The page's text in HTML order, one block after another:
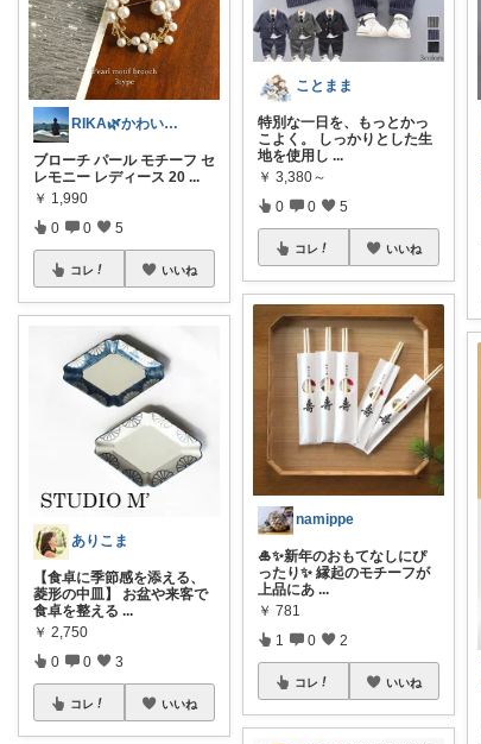
RIKA🌿かわいいを集めました♡
ブローチ パール モチーフ セ
レモニー レディース 20 ...
￥ 1,990
0 0 5
コレ いいね
ありこま
【食卓に季節感を添える、
菱形の中皿】 お盆や来客で
食卓を整える ...
￥ 2,750
0 0 3
コレ いいね
ことまま
特別な一日を、もっとかっ
こよく。 しっかりとした生
地を使用し ...
￥ 3,380～
0 0 5
コレ いいね
namippe
🎍✨新年のおもてなしにぴ
ったり✨ 縁起のモチーフが
上品にあ ...
￥ 781
1 0 2
コレ いいね